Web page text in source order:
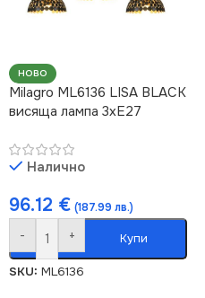
НОВО
Milagro ML6136 LISA BLACK
висяща лампа 3xE27
Налично
96.12 € (187.99 лв.)
- + Купи
SKU: ML6136